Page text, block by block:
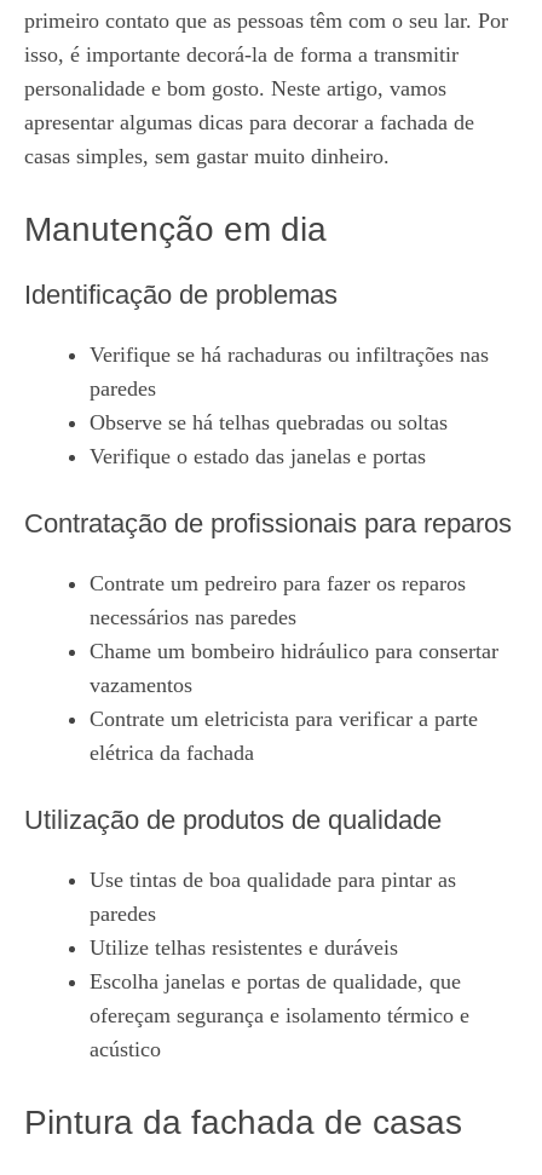
primeiro contato que as pessoas têm com o seu lar. Por
isso, é importante decorá-la de forma a transmitir
personalidade e bom gosto. Neste artigo, vamos
apresentar algumas dicas para decorar a fachada de
casas simples, sem gastar muito dinheiro.
Manutenção em dia
Identificação de problemas
Verifique se há rachaduras ou infiltrações nas
paredes
Observe se há telhas quebradas ou soltas
Verifique o estado das janelas e portas
Contratação de profissionais para reparos
Contrate um pedreiro para fazer os reparos
necessários nas paredes
Chame um bombeiro hidráulico para consertar
vazamentos
Contrate um eletricista para verificar a parte
elétrica da fachada
Utilização de produtos de qualidade
Use tintas de boa qualidade para pintar as
paredes
Utilize telhas resistentes e duráveis
Escolha janelas e portas de qualidade, que
ofereçam segurança e isolamento térmico e
acústico
Pintura da fachada de casas